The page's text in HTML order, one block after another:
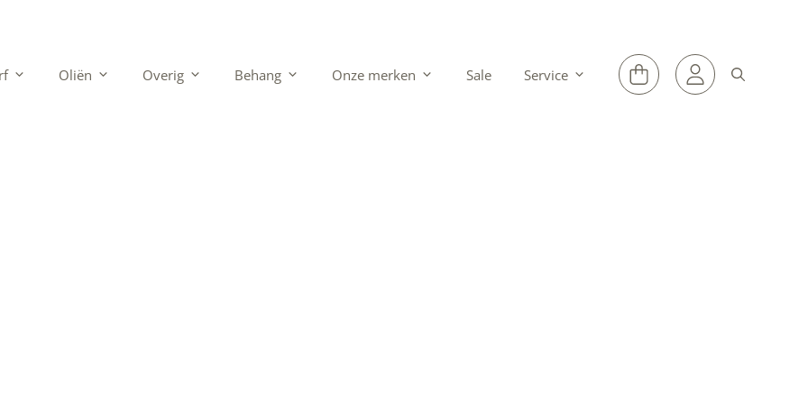
Oliën Overig Behang Onze merken Sale Service